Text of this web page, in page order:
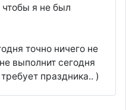
чтобы я не был
точно ничего не
выполнит сегодня
праздника.. )